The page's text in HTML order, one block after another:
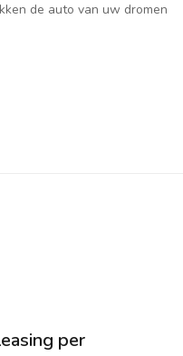
de auto van uw dromen
per